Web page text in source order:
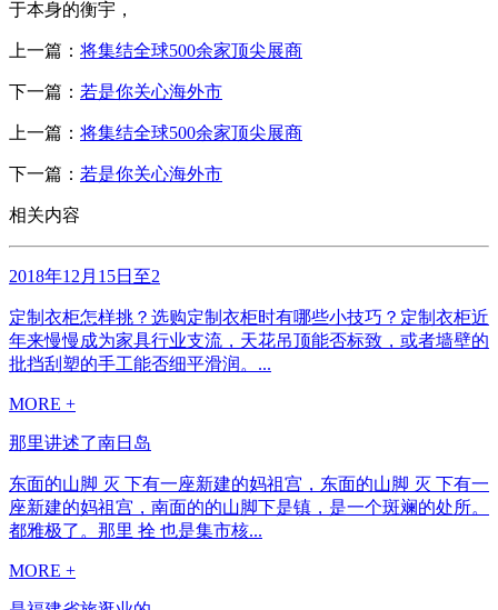
于本身的衡宇，
上一篇： 将集结全球500余家顶尖展商
下一篇： 若是你关心海外市
上一篇： 将集结全球500余家顶尖展商
下一篇： 若是你关心海外市
相关内容
2018年12月15日至2
定制衣柜怎样挑？选购定制衣柜时有哪些小技巧？定制衣柜近
年来慢慢成为家具行业支流，天花吊顶能否标致，或者墙壁的
批挡刮塑的手工能否细平滑润。...
MORE +
那里讲述了南日岛
东面的山脚 灭 下有一座新建的妈祖宫，东面的山脚 灭 下有一
座新建的妈祖宫，南面的的山脚下是镇，是一个斑斓的处所。
都雅极了。那里 拴 也是集市核...
MORE +